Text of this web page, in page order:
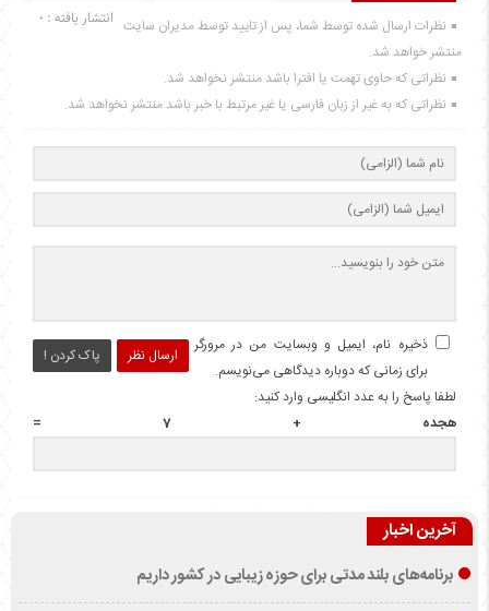
انتشار یافته : 0 نظرات ارسال شده توسط شما، پس از تایید توسط مدیران سایت
منتشر خواهد شد.
نظراتی که حاوی تهمت یا افترا باشد منتشر نخواهد شد.
نظراتی که به غیر از زبان فارسی یا غیر مرتبط با خبر باشد منتشر نخواهد شد.
ارسال نظر پاک کردن !
ذخیره نام، ایمیل و وبسایت من در مرورگر
برای زمانی که دوباره دیدگاهی می‌نویسم.
لطفا پاسخ را به عدد انگلیسی وارد کنید:
هجده + 7 =
آخرین اخبار
برنامه‌های بلند مدتی برای حوزه زیبایی در کشور داریم